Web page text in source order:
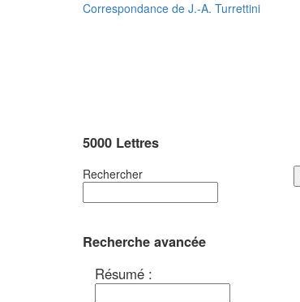
Correspondance de J.-A. Turrettini
5000 Lettres
Rechercher
Recherche avancée
Résumé :